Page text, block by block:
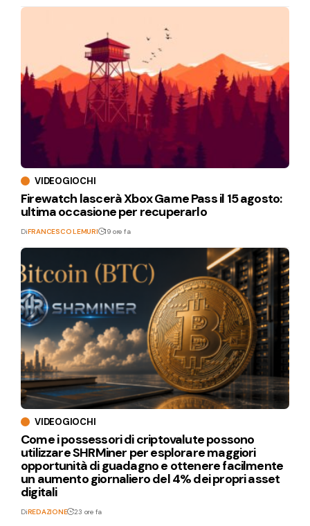
VIDEOGIOCHI
Firewatch lascerà Xbox Game Pass il 15 agosto:
ultima occasione per recuperarlo
DiFRANCESCO LEMURI 19 ore fa
VIDEOGIOCHI
Come i possessori di criptovalute possono
utilizzare SHRMiner per esplorare maggiori
opportunità di guadagno e ottenere facilmente
un aumento giornaliero del 4% dei propri asset
digitali
DiREDAZIONE 23 ore fa